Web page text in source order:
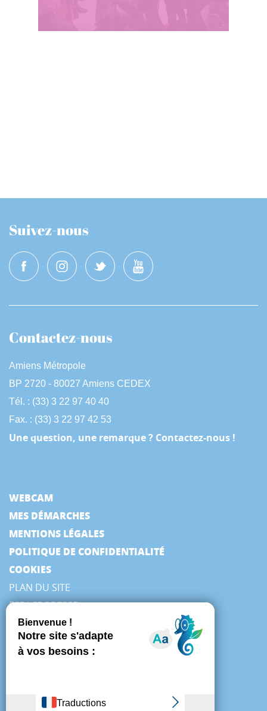
Suivez-nous
Contactez-nous
Amiens Métropole
BP 2720 - 80027 Amiens CEDEX
Tél. : (33) 3 22 97 40 40
Fax. : (33) 3 22 97 42 53
Une question, une remarque ? Contactez-nous !
WEBCAM
MES DÉMARCHES
MENTIONS LÉGALES
POLITIQUE DE CONFIDENTIALITÉ
COOKIES
PLAN DU SITE
ESPACE PRESSE